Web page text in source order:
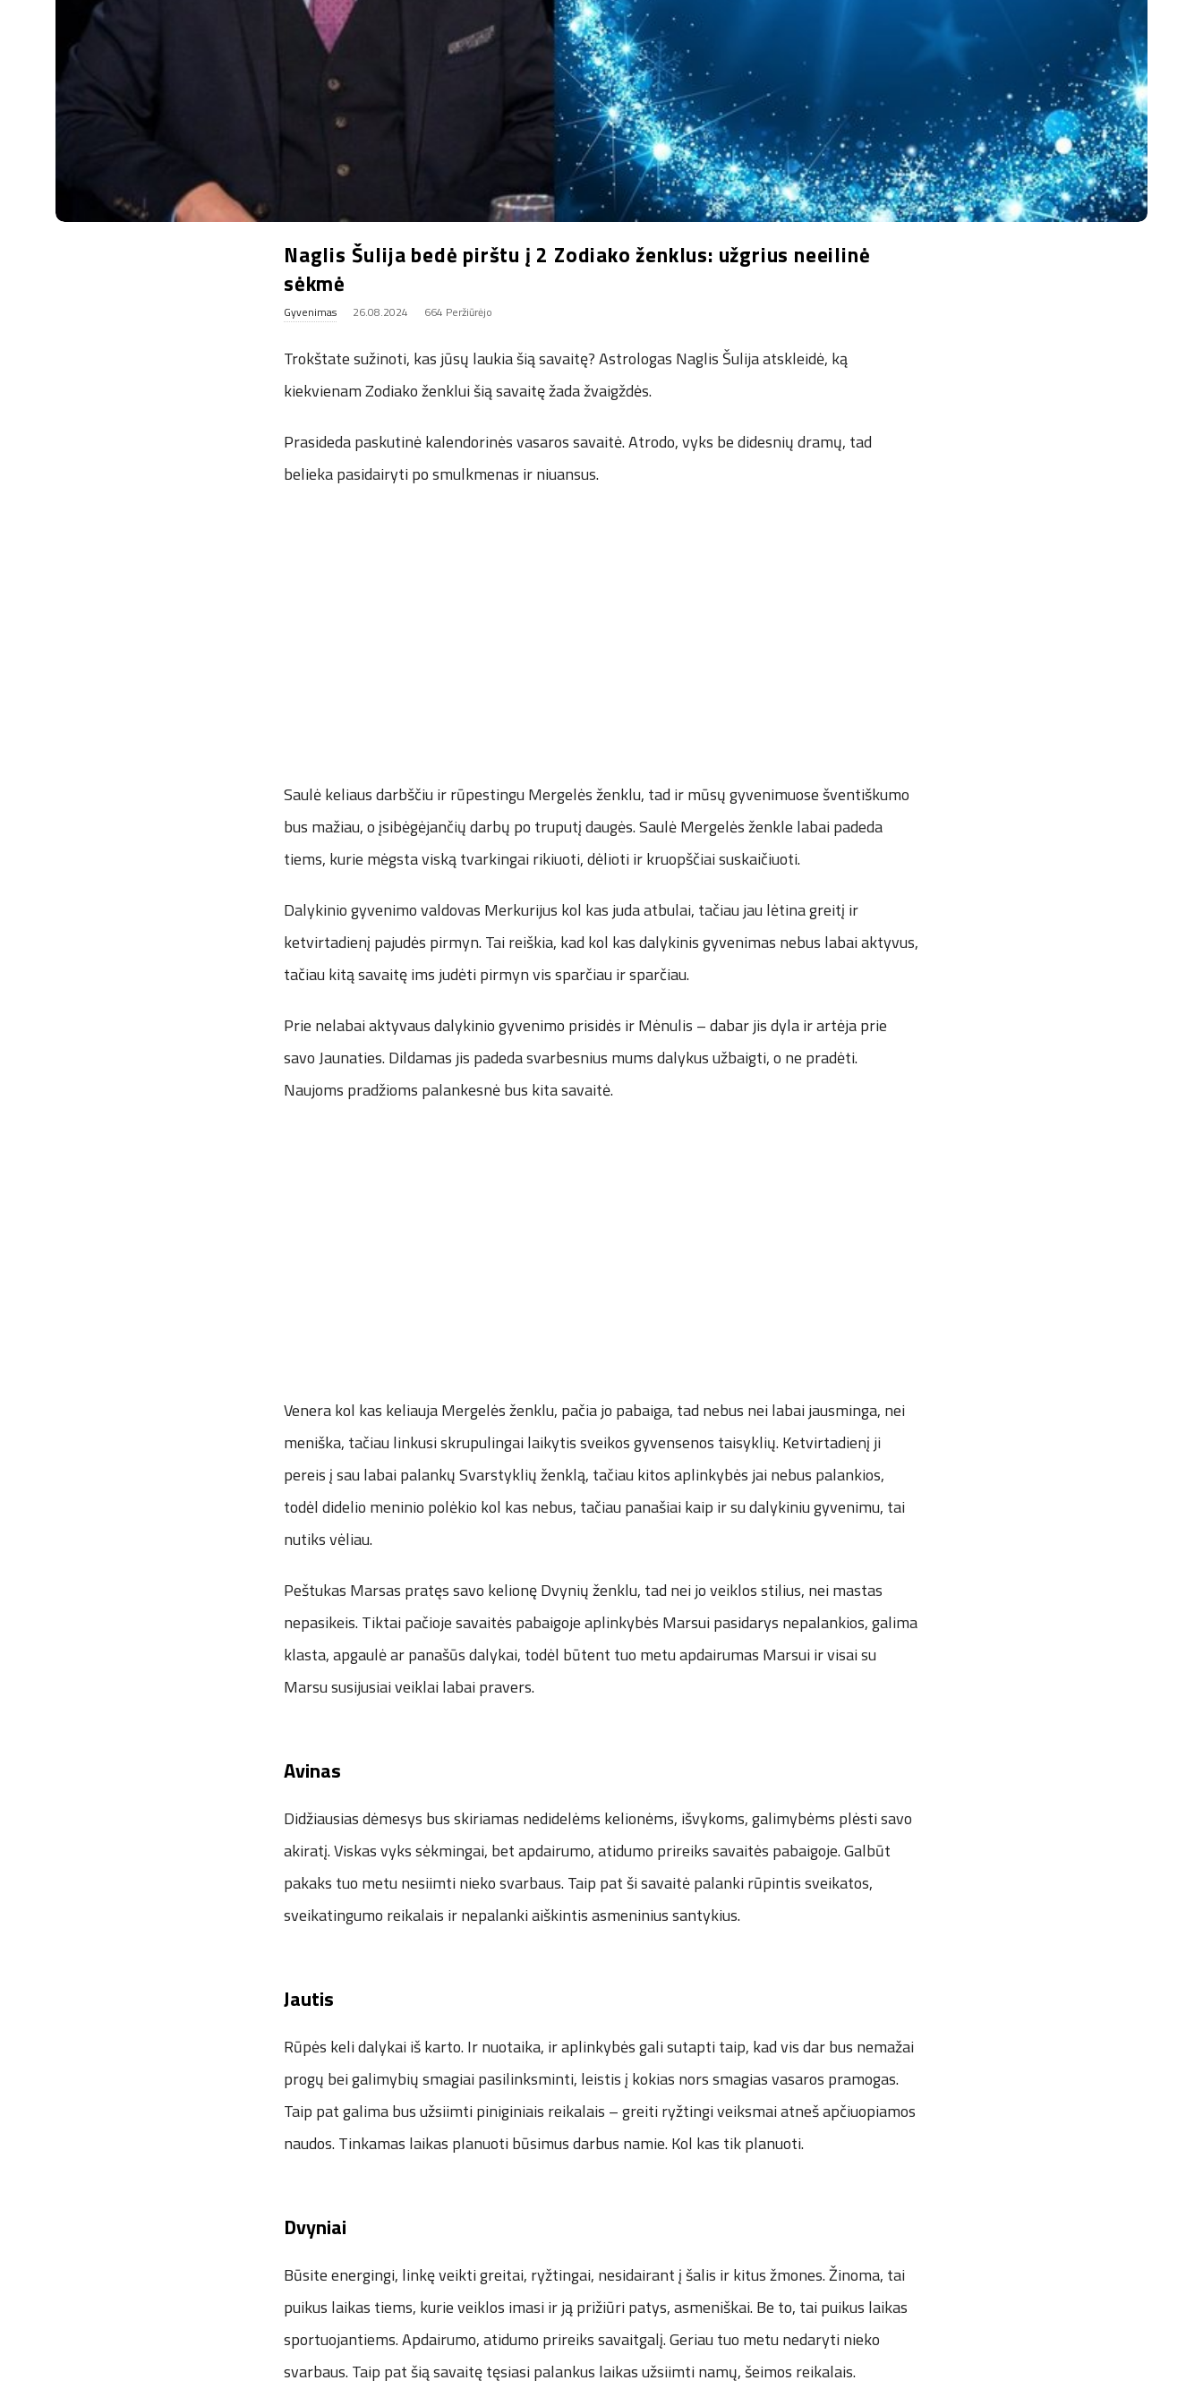
u
k
Naglis Šulija bedė pirštu į 2 Zodiako ženklus: užgrius neeilinė
sėkmė
Gyvenimas 26.08.2024 664 Peržiūrėjo
Trokštate sužinoti, kas jūsų laukia šią savaitę? Astrologas Naglis Šulija atskleidė, ką
kiekvienam Zodiako ženklui šią savaitę žada žvaigždės.
Prasideda paskutinė kalendorinės vasaros savaitė. Atrodo, vyks be didesnių dramų, tad
belieka pasidairyti po smulkmenas ir niuansus.
Saulė keliaus darbščiu ir rūpestingu Mergelės ženklu, tad ir mūsų gyvenimuose šventiškumo
bus mažiau, o įsibėgėjančių darbų po truputį daugės. Saulė Mergelės ženkle labai padeda
tiems, kurie mėgsta viską tvarkingai rikiuoti, dėlioti ir kruopščiai suskaičiuoti.
Dalykinio gyvenimo valdovas Merkurijus kol kas juda atbulai, tačiau jau lėtina greitį ir
ketvirtadienį pajudės pirmyn. Tai reiškia, kad kol kas dalykinis gyvenimas nebus labai aktyvus,
tačiau kitą savaitę ims judėti pirmyn vis sparčiau ir sparčiau.
Prie nelabai aktyvaus dalykinio gyvenimo prisidės ir Mėnulis – dabar jis dyla ir artėja prie
savo Jaunaties. Dildamas jis padeda svarbesnius mums dalykus užbaigti, o ne pradėti.
Naujoms pradžioms palankesnė bus kita savaitė.
Venera kol kas keliauja Mergelės ženklu, pačia jo pabaiga, tad nebus nei labai jausminga, nei
meniška, tačiau linkusi skrupulingai laikytis sveikos gyvensenos taisyklių. Ketvirtadienį ji
pereis į sau labai palankų Svarstyklių ženklą, tačiau kitos aplinkybės jai nebus palankios,
todėl didelio meninio polėkio kol kas nebus, tačiau panašiai kaip ir su dalykiniu gyvenimu, tai
nutiks vėliau.
Peštukas Marsas pratęs savo kelionę Dvynių ženklu, tad nei jo veiklos stilius, nei mastas
nepasikeis. Tiktai pačioje savaitės pabaigoje aplinkybės Marsui pasidarys nepalankios, galima
klasta, apgaulė ar panašūs dalykai, todėl būtent tuo metu apdairumas Marsui ir visai su
Marsu susijusiai veiklai labai pravers.
Avinas
Didžiausias dėmesys bus skiriamas nedidelėms kelionėms, išvykoms, galimybėms plėsti savo
akiratį. Viskas vyks sėkmingai, bet apdairumo, atidumo prireiks savaitės pabaigoje. Galbūt
pakaks tuo metu nesiimti nieko svarbaus. Taip pat ši savaitė palanki rūpintis sveikatos,
sveikatingumo reikalais ir nepalanki aiškintis asmeninius santykius.
Jautis
Rūpės keli dalykai iš karto. Ir nuotaika, ir aplinkybės gali sutapti taip, kad vis dar bus nemažai
progų bei galimybių smagiai pasilinksminti, leistis į kokias nors smagias vasaros pramogas.
Taip pat galima bus užsiimti piniginiais reikalais – greiti ryžtingi veiksmai atneš apčiuopiamos
naudos. Tinkamas laikas planuoti būsimus darbus namie. Kol kas tik planuoti.
Dvyniai
Būsite energingi, linkę veikti greitai, ryžtingai, nesidairant į šalis ir kitus žmones. Žinoma, tai
puikus laikas tiems, kurie veiklos imasi ir ją prižiūri patys, asmeniškai. Be to, tai puikus laikas
sportuojantiems. Apdairumo, atidumo prireiks savaitgalį. Geriau tuo metu nedaryti nieko
svarbaus. Taip pat šią savaitę tęsiasi palankus laikas užsiimti namų, šeimos reikalais.